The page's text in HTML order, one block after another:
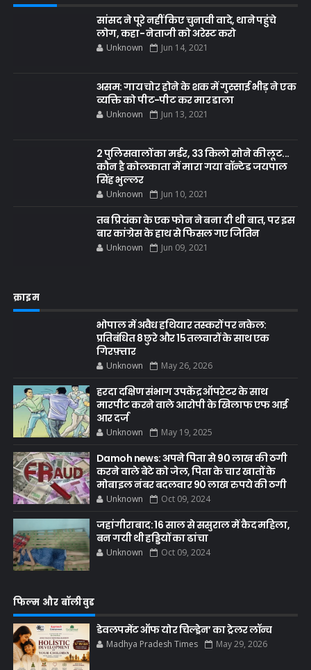
सांसद ने पूरे नहीं किए चुनावी वादे, थाने पहुंचे
लोग, कहा- नेताजी को अरेस्ट करो
Unknown Jun 14, 2021
असम: गाय चोर होने के शक में गुस्साई भीड़ ने एक
व्यक्ति को पीट-पीट कर मार डाला
Unknown Jun 13, 2021
2 पुलिसवालों का मर्डर, 33 किलो सोने की लूट...
कौन है कोलकाता में मारा गया वॉन्टेड जयपाल
सिंह भुल्लर
Unknown Jun 10, 2021
तब प्रियंका के एक फोन ने बना दी थी बात, पर इस
बार कांग्रेस के हाथ से फिसल गए जितिन
Unknown Jun 09, 2021
क्राइम
भोपाल में अवैध हथियार तस्करों पर नकेल:
प्रतिबंधित 8 छुरे और 15 तलवारों के साथ एक
गिरफ़्तार
Unknown May 26, 2026
हरदा दक्षिण संभाग उपकेंद्र ऑपरेटर के साथ
मारपीट करने वाले आरोपी के खिलाफ एफ आई
आर दर्ज
Unknown May 19, 2025
Damoh news: अपने पिता से 90 लाख की ठगी
करने वाले बेटे को जेल, पिता के चार खातों के
मोबाइल नंबर बदलवार 90 लाख रुपये की ठगी
Unknown Oct 09, 2024
जहांगीराबाद: 16 साल से ससुराल में कैद महिला,
बन गयी थी हड्डियों का ढांचा
Unknown Oct 09, 2024
फिल्म और बॉलीवुड
डेवलपमेंट ऑफ योर चिल्ड्रेन’ का ट्रेलर लॉन्च
Madhya Pradesh Times May 29, 2026